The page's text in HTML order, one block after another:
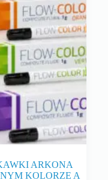
ARKONA
KOLORZE A